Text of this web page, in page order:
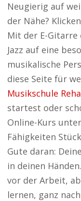
Neugierig auf
der Nähe?
Mit der E-Gitarre
Jazz auf eine
musikalische
diese Seite für
Musikschule
startest oder
Online-Kurs
Fähigkeiten
Gute daran:
in deinen
vor der Arbeit,
lernen, ganz